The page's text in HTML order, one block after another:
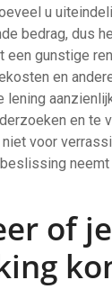
u
bedrag, dus
een gunstige
en
lening
en te
voor
neemt
of